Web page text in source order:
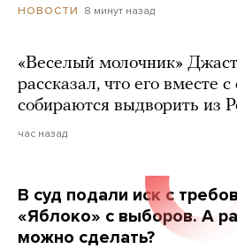
НОВОСТИ 8 минут назад
«Веселый молочник»
рассказал, что его вместе
собираются выдворить из
час назад
В суд подали иск с
«Яблоко» с выборов. А
можно сделать?